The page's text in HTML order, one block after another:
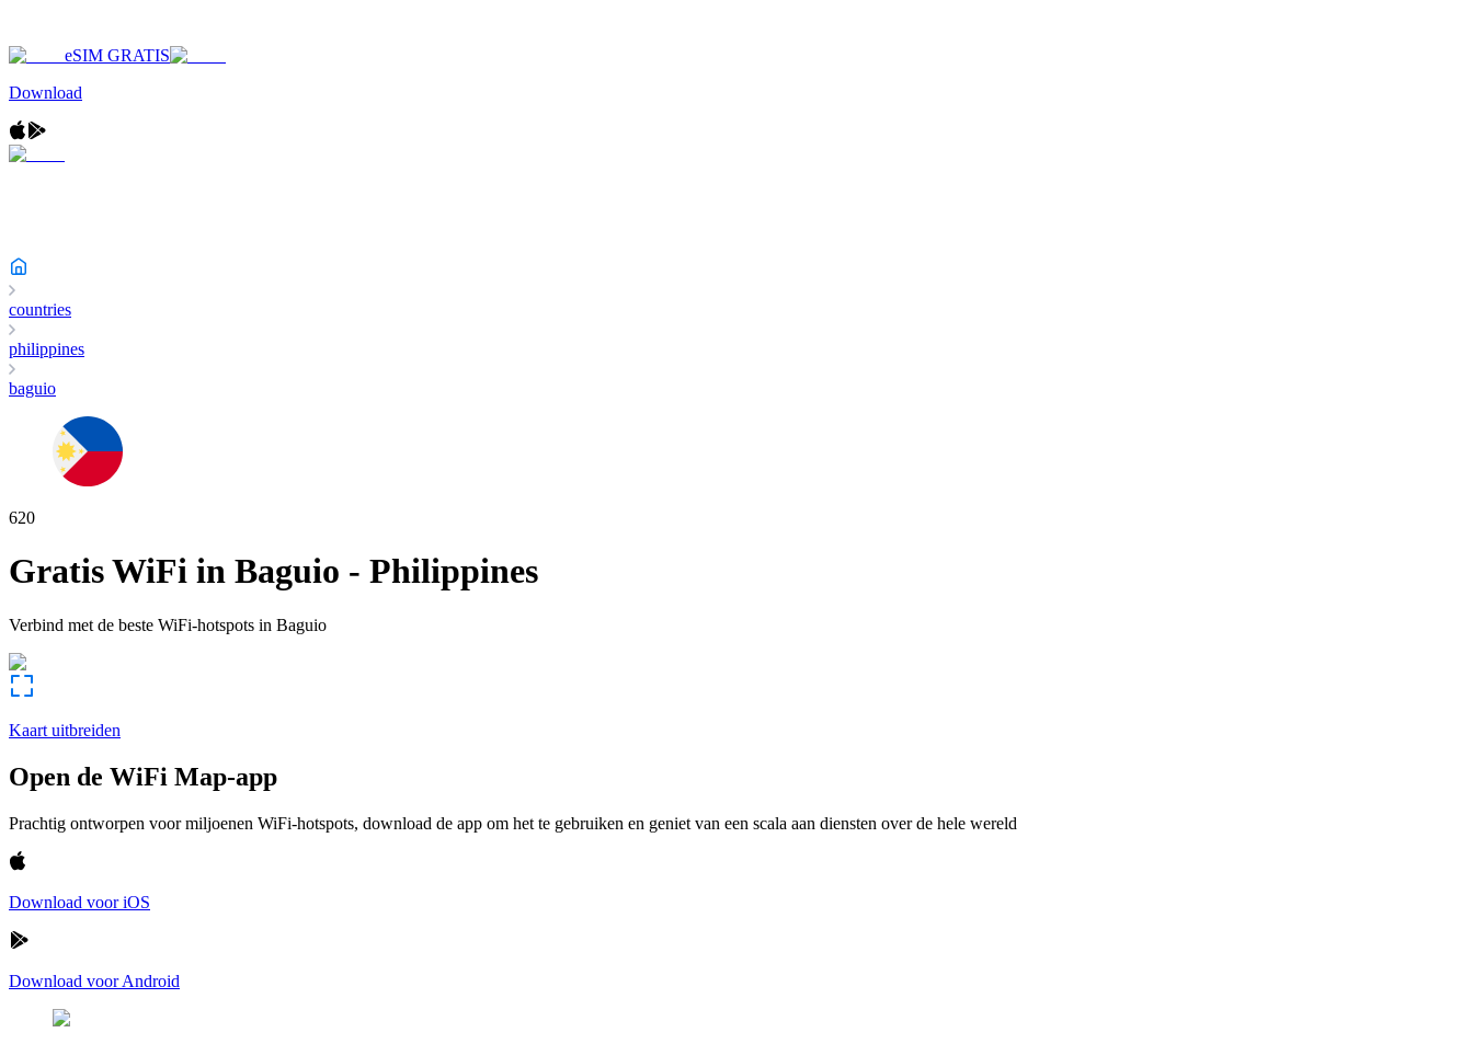
eSIM GRATIS
Download
countries
philippines
baguio
620
Gratis WiFi in Baguio - Philippines
Verbind met de beste WiFi-hotspots in Baguio
Kaart uitbreiden
Open de WiFi Map-app
Prachtig ontworpen voor miljoenen WiFi-hotspots, download de app om het te gebruiken en geniet van een scala aan diensten over de hele wereld
Download voor iOS
Download voor Android